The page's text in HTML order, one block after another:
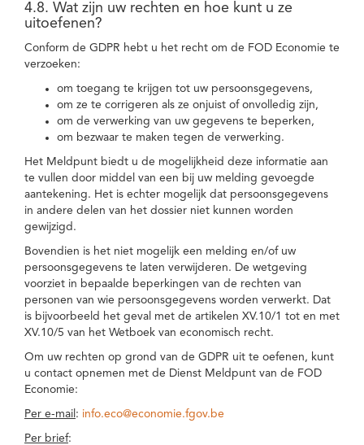
4.8. Wat zijn uw rechten en hoe kunt u ze
uitoefenen?
Conform de GDPR hebt u het recht om de FOD Economie te
verzoeken:
om toegang te krijgen tot uw persoonsgegevens,
om ze te corrigeren als ze onjuist of onvolledig zijn,
om de verwerking van uw gegevens te beperken,
om bezwaar te maken tegen de verwerking.
Het Meldpunt biedt u de mogelijkheid deze informatie aan
te vullen door middel van een bij uw melding gevoegde
aantekening. Het is echter mogelijk dat persoonsgegevens
in andere delen van het dossier niet kunnen worden
gewijzigd.
Bovendien is het niet mogelijk een melding en/of uw
persoonsgegevens te laten verwijderen. De wetgeving
voorziet in bepaalde beperkingen van de rechten van
personen van wie persoonsgegevens worden verwerkt. Dat
is bijvoorbeeld het geval met de artikelen XV.10/1 tot en met
XV.10/5 van het Wetboek van economisch recht.
Om uw rechten op grond van de GDPR uit te oefenen, kunt
u contact opnemen met de Dienst Meldpunt van de FOD
Economie:
Per e-mail : info.eco@economie.fgov.be
Per brief: